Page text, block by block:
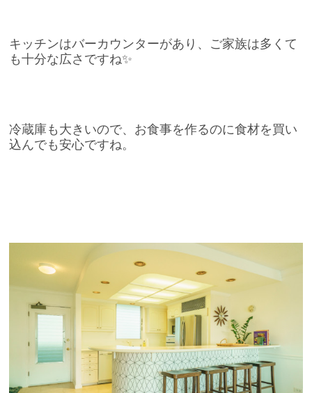
キッチンはバーカウンターがあり、ご家族は多くて
も十分な広さですね✨
冷蔵庫も大きいので、お食事を作るのに食材を買い
込んでも安心ですね。